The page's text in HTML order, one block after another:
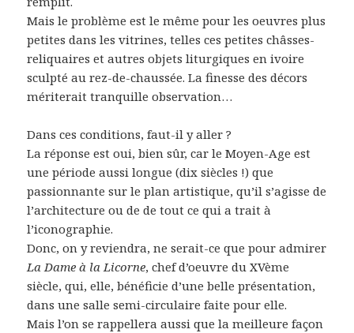
Mais le problème est le même pour les oeuvres plus
petites dans les vitrines, telles ces petites châsses-
reliquaires et autres objets liturgiques en ivoire
sculpté au rez-de-chaussée. La finesse des décors
mériterait tranquille observation…
Dans ces conditions, faut-il y aller ?
La réponse est oui, bien sûr, car le Moyen-Age est
une période aussi longue (dix siècles !) que
passionnante sur le plan artistique, qu’il s’agisse de
l’architecture ou de de tout ce qui a trait à
l’iconographie.
Donc, on y reviendra, ne serait-ce que pour admirer
La Dame à la Licorne, chef d’oeuvre du XVème
siècle, qui, elle, bénéficie d’une belle présentation,
dans une salle semi-circulaire faite pour elle.
Mais l’on se rappellera aussi que la meilleure façon